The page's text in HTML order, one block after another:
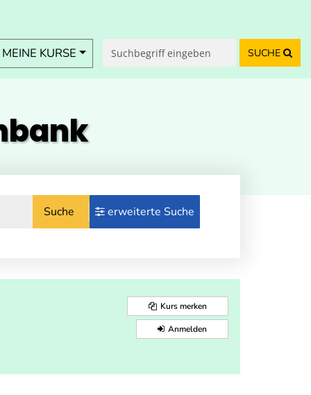
KURSE SUCHE
Suche erweiterte Suche
Kurs merken
Anmelden